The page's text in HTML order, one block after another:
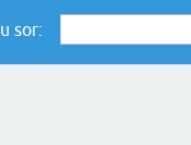
sor: